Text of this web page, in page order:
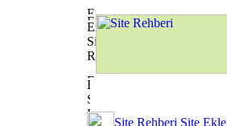
Site Rehberi Site Ekle